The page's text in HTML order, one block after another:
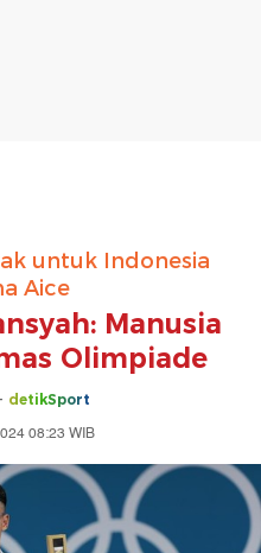
untuk Indonesia
Aice
Manusia
Olimpiade
detikSport
08:23 WIB